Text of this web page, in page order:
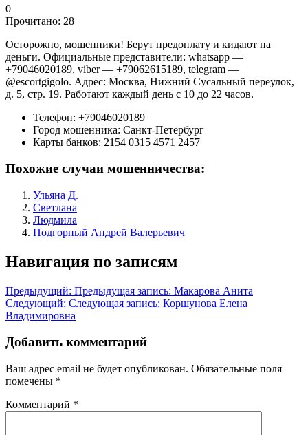
0
Прочитано: 28
Осторожно, мошенники! Берут предоплату и кидают на
деньги. Официальные представители: whatsapp —
+79046020189, viber — +79062615189, telegram —
@escortgigolo. Адрес: Москва, Нижний Сусальный переулок,
д. 5, стр. 19. Работают каждый день с 10 до 22 часов.
Телефон: +79046020189
Город мошенника: Санкт-Петербург
Карты банков: 2154 0315 4571 2457
Похожие случаи мошенничества:
Ульяна Д.
Светлана
Людмила
Подгорный Андрей Валерьевич
Навигация по записям
Предыдущий: Предыдущая запись: Макарова Анита
Следующий: Следующая запись: Коршунова Елена
Владимировна
Добавить комментарий
Ваш адрес email не будет опубликован. Обязательные поля
помечены *
Комментарий *